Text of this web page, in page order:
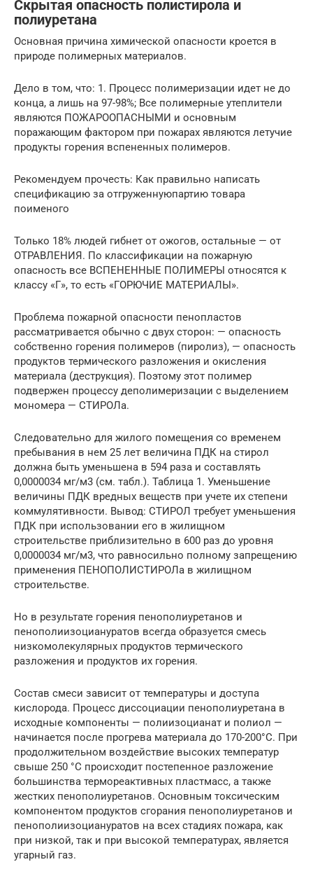
Скрытая опасность полистирола и
полиуретана
Основная причина химической опасности кроется в
природе полимерных материалов.
Дело в том, что: 1. Процесс полимеризации идет не до
конца, а лишь на 97-98%; Все полимерные утеплители
являются ПОЖАРООПАСНЫМИ и основным
поражающим фактором при пожарах являются летучие
продукты горения вспененных полимеров.
Рекомендуем прочесть: Как правильно написать
спецификацию за отгруженнуюпартию товара
поименого
Только 18% людей гибнет от ожогов, остальные — от
ОТРАВЛЕНИЯ. По классификации на пожарную
опасность все ВСПЕНЕННЫЕ ПОЛИМЕРЫ относятся к
классу «Г», то есть «ГОРЮЧИЕ МАТЕРИАЛЫ».
Проблема пожарной опасности пенопластов
рассматривается обычно с двух сторон: — опасность
собственно горения полимеров (пиролиз), — опасность
продуктов термического разложения и окисления
материала (деструкция). Поэтому этот полимер
подвержен процессу деполимеризации с выделением
мономера — СТИРОЛа.
Следовательно для жилого помещения со временем
пребывания в нем 25 лет величина ПДК на стирол
должна быть уменьшена в 594 раза и составлять
0,0000034 мг/м3 (см. табл.). Таблица 1. Уменьшение
величины ПДК вредных веществ при учете их степени
коммулятивности. Вывод: СТИРОЛ требует уменьшения
ПДК при использовании его в жилищном
строительстве приблизительно в 600 раз до уровня
0,0000034 мг/м3, что равносильно полному запрещению
применения ПЕНОПОЛИСТИРОЛа в жилищном
строительстве.
Но в результате горения пенополиуретанов и
пенополиизоциануратов всегда образуется смесь
низкомолекулярных продуктов термического
разложения и продуктов их горения.
Состав смеси зависит от температуры и доступа
кислорода. Процесс диссоциации пенополиуретана в
исходные компоненты — полиизоцианат и полиол —
начинается после прогрева материала до 170-200°С. При
продолжительном воздействие высоких температур
свыше 250 °С происходит постепенное разложение
большинства термореактивных пластмасс, а также
жестких пенополиуретанов. Основным токсическим
компонентом продуктов сгорания пенополиуретанов и
пенополиизоциануратов на всех стадиях пожара, как
при низкой, так и при высокой температурах, является
угарный газ.